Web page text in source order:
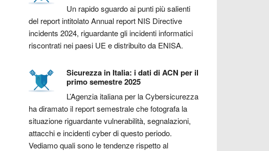
Un rapido sguardo ai punti più salienti
del report intitolato Annual report NIS Directive
incidents 2024, riguardante gli incidenti informatici
riscontrati nei paesi UE e distribuito da ENISA.
Sicurezza in Italia: i dati di ACN per il
primo semestre 2025
L’Agenzia italiana per la Cybersicurezza
ha diramato il report semestrale che fotografa la
situazione riguardante vulnerabilità, segnalazioni,
attacchi e incidenti cyber di questo periodo.
Vediamo quali sono le tendenze rispetto al